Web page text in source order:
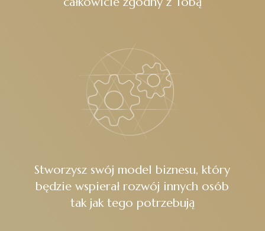
Stworzysz swój model biznesu, który
będzie wspierał rozwój innych osób
tak jak tego potrzebują